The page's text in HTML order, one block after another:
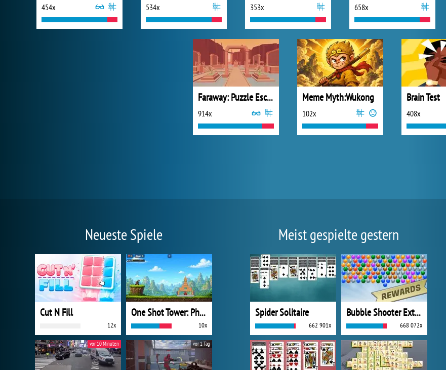
454x 534x 353x 658x
Faraway: Puzzle Escape
914x
Meme Myth:Wukong
102x
Brain Test
408x
Neueste Spiele
Cut N Fill
12x
One Shot Tower: Physics Destroyer
10x
vor 10 Minuten vor 1 Tag
Meist gespielte gestern
Spider Solitaire
662 901x
Bubble Shooter Extreme
668 072x